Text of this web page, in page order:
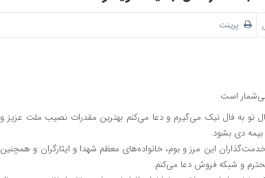
پرینت
است
سال نو به فال نیک می‌گیرم و دعا می‌کنم بهترین مقدرات نصیب ملت عزیز و
بیمه دی بشود.
این مرز و بوم، خانواده‌های معظم شهدا و ایثارگران و همچنین
و شبکه فروش دعا می‌کنم.